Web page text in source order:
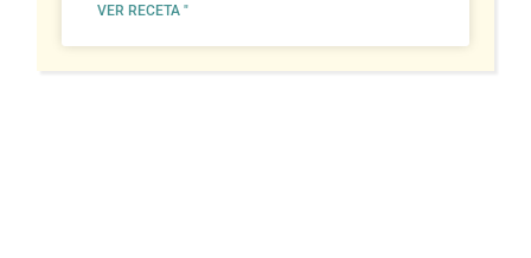
VER RECETA "